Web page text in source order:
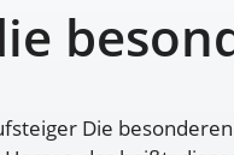
Die